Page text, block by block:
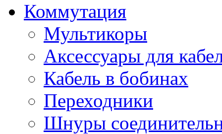
Коммутация
Мультикоры
Аксессуары для
Кабель в бобинах
Переходники
Шнуры